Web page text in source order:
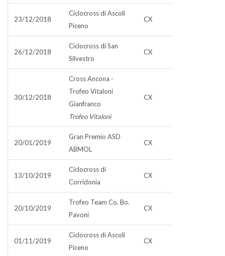
23/12/2018
Ciclocross di Ascoli
Piceno
CX
26/12/2018
Ciclocross di San
Silvestro
CX
30/12/2018
Cross Ancona -
Trofeo Vitaloni
Gianfranco
Trofeo Vitaloni
CX
20/01/2019
Gran Premio ASD
ABMOL
CX
13/10/2019
Ciclocross di
Corridonia
CX
20/10/2019
Trofeo Team Co. Bo.
Pavoni
CX
01/11/2019
Ciclocross di Ascoli
Piceno
CX